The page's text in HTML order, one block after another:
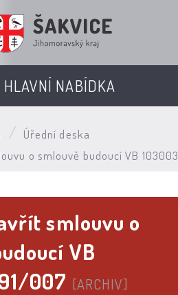
HLAVNÍ NABÍDKA
Úřední deska
o smlouvě budoucí VB
smlouvu o
VB
007 [ARCHIV]